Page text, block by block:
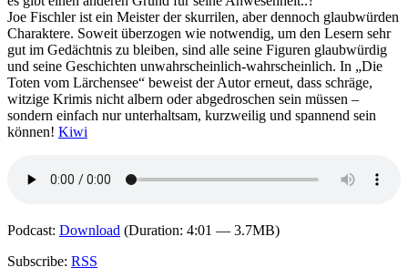
Joe Fischler ist ein Meister der skurrilen, aber dennoch glaubwürden
Charaktere. Soweit überzogen wie notwendig, um den Lesern sehr
gut im Gedächtnis zu bleiben, sind alle seine Figuren glaubwürdig
und seine Geschichten unwahrscheinlich-wahrscheinlich. In „Die
Toten vom Lärchensee“ beweist der Autor erneut, dass schräge,
witzige Krimis nicht albern oder abgedroschen sein müssen –
sondern einfach nur unterhaltsam, kurzweilig und spannend sein
können! Kiwi
Podcast: Download (Duration: 4:01 — 3.7MB)
Subscribe: RSS